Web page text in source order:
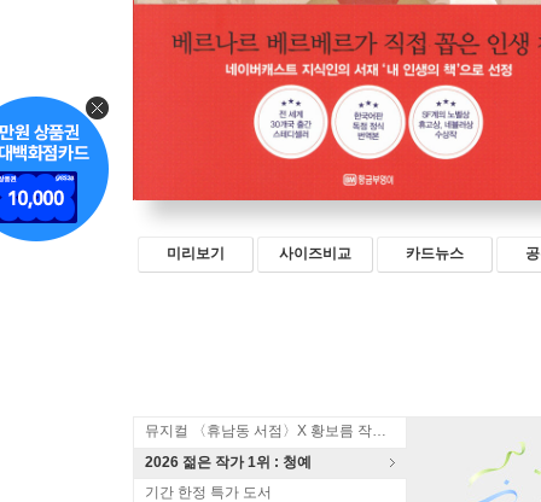
미리보기 사이즈비교 카드뉴스
뮤지컬 〈휴남동 서점〉X 황보름 작가 북토크
2026 젊은 작가 1위 : 청예
기간 한정 특가 도서